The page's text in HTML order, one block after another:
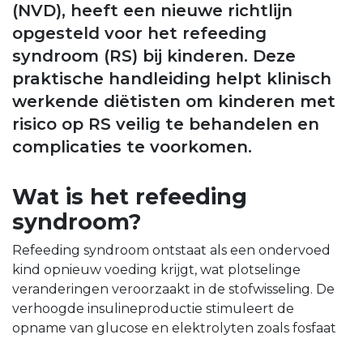
(NVD), heeft een nieuwe richtlijn
opgesteld voor het refeeding
syndroom (RS) bij kinderen. Deze
praktische handleiding helpt klinisch
werkende diëtisten om kinderen met
risico op RS veilig te behandelen en
complicaties te voorkomen.
Wat is het refeeding
syndroom?
Refeeding syndroom ontstaat als een ondervoed
kind opnieuw voeding krijgt, wat plotselinge
veranderingen veroorzaakt in de stofwisseling. De
verhoogde insulineproductie stimuleert de
opname van glucose en elektrolyten zoals fosfaat